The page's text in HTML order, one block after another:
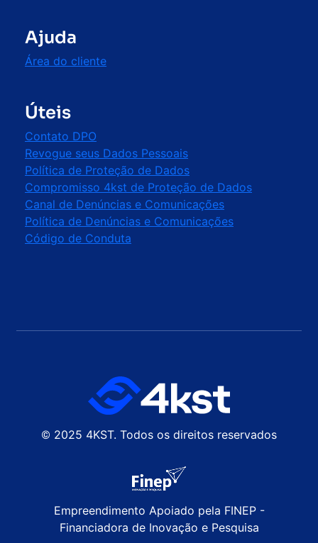
Ajuda
Área do cliente
Úteis
Contato DPO
Revogue seus Dados Pessoais
⁠Política de Proteção de Dados
Compromisso 4kst de Proteção de Dados
Canal de Denúncias e Comunicações
Política de Denúncias e Comunicações
Código de Conduta
© 2025 4KST. Todos os direitos reservados
Empreendimento Apoiado pela FINEP -
Financiadora de Inovação e Pesquisa